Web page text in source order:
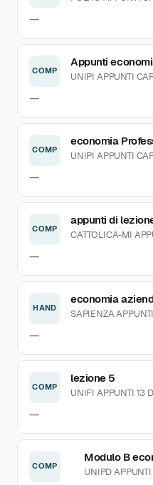
—
COMP UNIPI APPUNTI
—
COMP UNIPI APPUNTI
—
COMP CATTOLICA-MI
—
HAND
economia
SAPIENZAAPPUNTI
—
COMP
lezione 5
UNIFI APPUNTI 13
—
COMP UNIPDAPPUNTI